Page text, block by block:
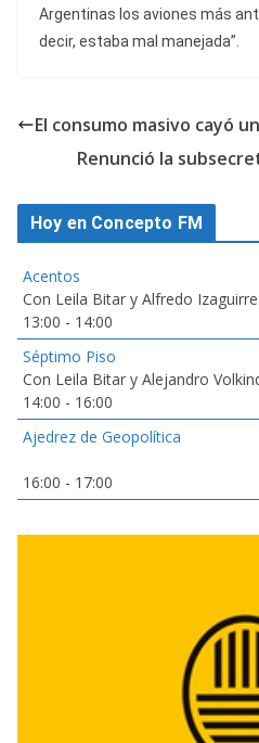
Argentinas los aviones más
decir, estaba mal manejada”.
El consumo masivo cayó
Renunció la
Hoy en Concepto FM
Acentos
Con Leila Bitar y Alfredo Izaguirre
13:00 - 14:00
Séptimo Piso
Con Leila Bitar y Alejandro
14:00 - 16:00
Ajedrez de Geopolítica
16:00 - 17:00